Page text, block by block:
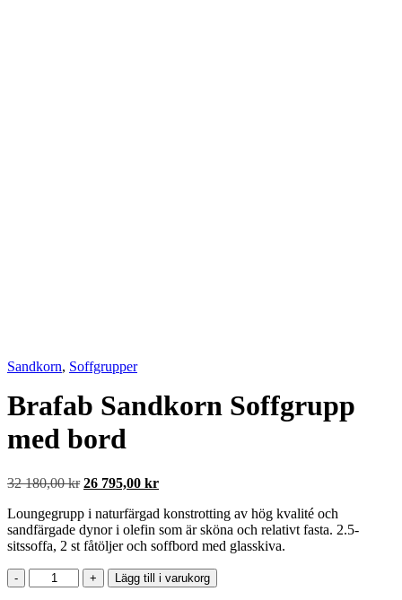
Sandkorn, Soffgrupper
Brafab Sandkorn Soffgrupp
med bord
32 180,00kr Det
priset
var:
32
26 795,00 krDet
priset
är:
26
Loungegrupp i naturfärgad konstrotting av hög kvalité och
sandfärgade dynor i olefin som är sköna och relativt fasta. 2.5-
sitssoffa, 2 st fåtöljer och soffbord med glasskiva.
-
Brafab
Sandkorn
+ Lägg till i varukorg